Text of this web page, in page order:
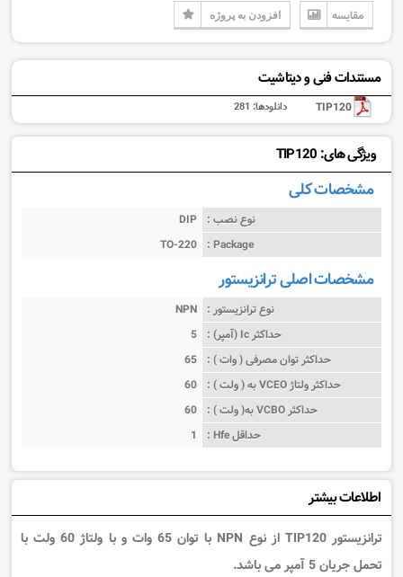
مقایسه افزودن به پروژه
مستندات فنی و دیتاشیت
TIP120 دانلودها: 281
ویژگی های: TIP120
مشخصات کلی
نوع نصب : DIP
Package :
TO-220
مشخصات اصلی ترانزیستور
نوع ترانزیستور : NPN
حداکثر Ic (آمپر) :
5
حداکثر توان مصرفی ( وات ) : 65
حداکثر ولتاژ VCEO به ( ولت ) :
60
حداکثر VCBO به( ولت ) :
60
حداقل Hfe :
1
اطلاعات بیشتر
ترانزیستور TIP120 از نوع NPN با توان 65 وات و با ولتاژ 60 ولت با
تحمل جریان 5 آمپر می باشد.